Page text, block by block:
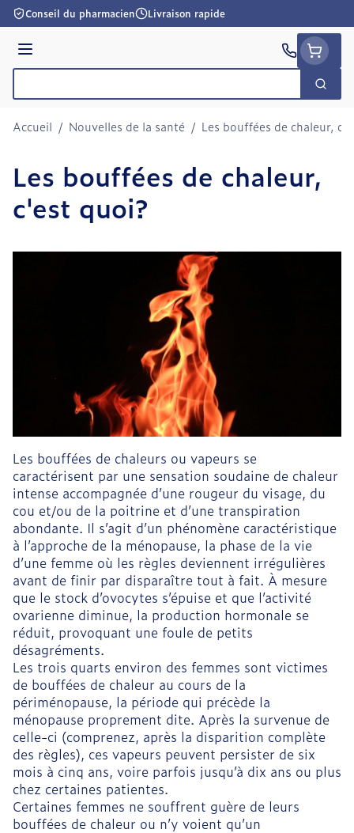
Aller au contenu
Conseil du pharmacien Livraison rapide
Menu
Accueil / Nouvelles de la santé / Les bouffées de chaleur,
Les bouffées de chaleur,
c'est quoi?
Les bouffées de chaleurs ou vapeurs se
caractérisent par une sensation soudaine de chaleur
intense accompagnée d’une rougeur du visage, du
cou et/ou de la poitrine et d’une transpiration
abondante. Il s’agit d’un phénomène caractéristique
à l’approche de la ménopause, la phase de la vie
d’une femme où les règles deviennent irrégulières
avant de finir par disparaître tout à fait. À mesure
que le stock d’ovocytes s’épuise et que l’activité
ovarienne diminue, la production hormonale se
réduit, provoquant une foule de petits
désagréments.
Les trois quarts environ des femmes sont victimes
de bouffées de chaleur au cours de la
périménopause, la période qui précède la
ménopause proprement dite. Après la survenue de
celle-ci (comprenez, après la disparition complète
des règles), ces vapeurs peuvent persister de six
mois à cinq ans, voire parfois jusqu’à dix ans ou plus
chez certaines patientes.
Certaines femmes ne souffrent guère de leurs
bouffées de chaleur ou n’y voient qu’un